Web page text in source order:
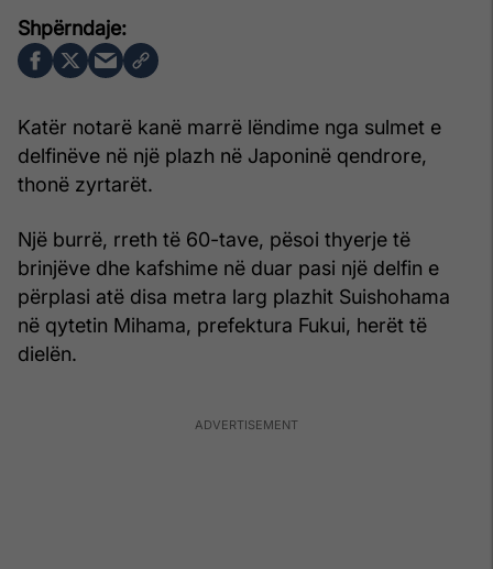
Katër notarë kanë marrë lëndime nga sulmet e
delfinëve në një plazh në Japoninë qendrore,
thonë zyrtarët.
Një burrë, rreth të 60-tave, pësoi thyerje të
brinjëve dhe kafshime në duar pasi një delfin e
përplasi atë disa metra larg plazhit Suishohama
në qytetin Mihama, prefektura Fukui, herët të
dielën.